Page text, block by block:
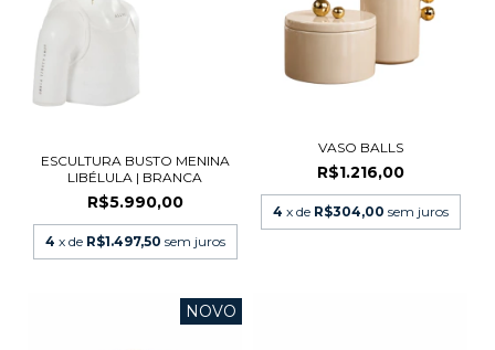
ESCULTURA BUSTO MENINA
LIBÉLULA | BRANCA
R$5.990,00
4 x de R$1.497,50 sem juros
VASO BALLS
R$1.216,00
4 x de R$304,00 sem juros
NOVO